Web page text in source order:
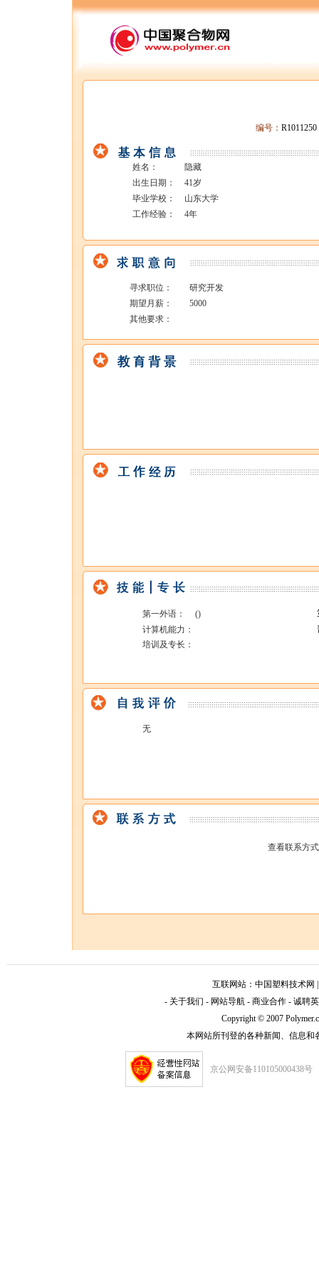
编号：
姓名：
隐藏
出生日期：
41岁
毕业学校：
山东大学
工作经验：
4年
寻求职位：
研究开发
期望月薪：
5000
其他要求：
第一外语： ()
计算机能力：
培训及专长：
无
查看联系方
互联网站： 中国塑料技术网
- 关于我们 - 网站导航- 商业合作- 诚聘
Copyright © 2007
本网站所刊登的各种新闻、信息
京公网安备110105000438号